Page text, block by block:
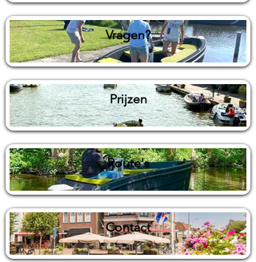
Vragen?
Prijzen
Route's
Contact